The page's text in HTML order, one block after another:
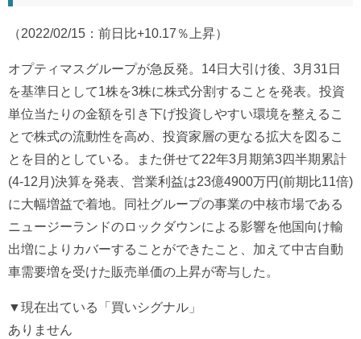
（2022/02/15：前日比+10.17％上昇）
オプティマスグループが急反発。14日大引け後、3月31日
を基準日として1株を3株に株式分割することを発表。投資
単位当たりの金額を引き下げ投資しやすい環境を整えるこ
とで株式の流動性を高め、投資家層の更なる拡大を図るこ
とを目的としている。また併せて22年3月期第3四半期累計
(4-12月)決算を発表、営業利益は23億4900万円(前期比11倍)
に大幅増益で着地。同社グループの事業の中核市場である
ニュージーランドのロックダウンによる影響を他国向け輸
出増によりカバーすることができたこと、加えて中古自動
車需要増を受けた販売単価の上昇が寄与した。
▼現在出ている「買いシグナル」
ありません